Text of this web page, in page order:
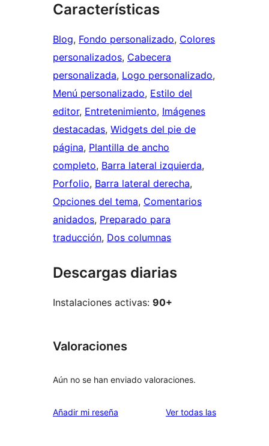
Características
Blog, Fondo personalizado, Colores
personalizados, Cabecera
personalizada, Logo personalizado
Menú personalizado, Estilo del
editor, Entretenimiento, Imágenes
destacadas, Widgets del pie de
página, Plantilla de ancho
completo, Barra lateral izquierda
Porfolio, Barra lateral derecha
Opciones del tema, Comentarios
anidados, Preparado para
traducción, Dos columnas
Descargas diarias
Instalaciones activas: 90+
Valoraciones
Aún no se han enviado valoraciones.
Añadir mi reseña Ver todas lasvaloraciones